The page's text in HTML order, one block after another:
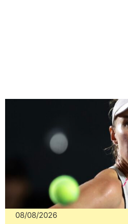
08/08/2026